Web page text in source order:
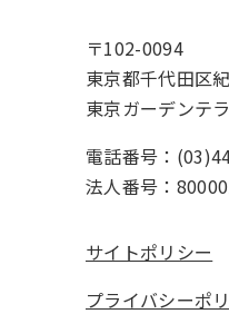
〒102-0094
東京都千代田区
東京ガーデンテ
電話番号：
法人番号：
サイトポリシー
プライバシーポ